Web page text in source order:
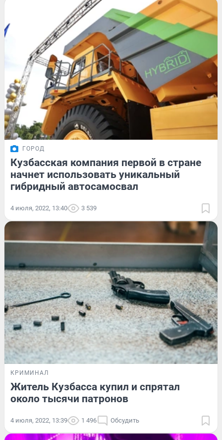
ГОРОД
Кузбасская компания первой в стране
начнет использовать уникальный
гибридный автосамосвал
4 июля, 2022, 13:40 3 539
КРИМИНАЛ
Житель Кузбасса купил и спрятал
около тысячи патронов
4 июля, 2022, 13:39 1 496 Обсудить